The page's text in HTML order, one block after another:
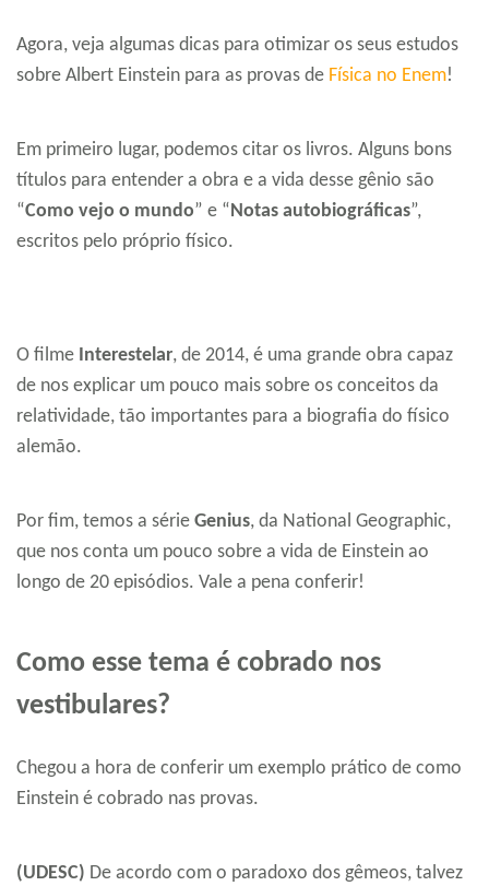
Agora, veja algumas dicas para otimizar os seus estudos
sobre Albert Einstein para as provas de Física no Enem!
Em primeiro lugar, podemos citar os livros. Alguns bons
títulos para entender a obra e a vida desse gênio são
“Como vejo o mundo” e “Notas autobiográficas”,
escritos pelo próprio físico.
O filme Interestelar, de 2014, é uma grande obra capaz
de nos explicar um pouco mais sobre os conceitos da
relatividade, tão importantes para a biografia do físico
alemão.
Por fim, temos a série Genius, da National Geographic,
que nos conta um pouco sobre a vida de Einstein ao
longo de 20 episódios. Vale a pena conferir!
Como esse tema é cobrado nos
vestibulares?
Chegou a hora de conferir um exemplo prático de como
Einstein é cobrado nas provas.
(UDESC) De acordo com o paradoxo dos gêmeos, talvez